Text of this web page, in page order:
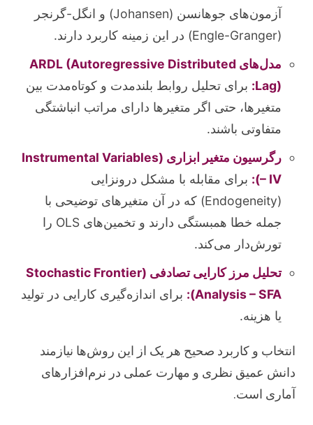
آزمون‌های جوهانسن (Johansen) و انگل-گرنجر
(Engle-Granger) در این زمینه کاربرد دارند.
مدل‌های ARDL (Autoregressive Distributed
Lag): برای تحلیل روابط بلندمدت و کوتاه‌مدت بین
متغیرها، حتی اگر متغیرها دارای مراتب انباشتگی
متفاوتی باشند.
رگرسیون متغیر ابزاری (Instrumental Variables
– IV):
برای مقابله با مشکل درونزایی
(Endogeneity) که در آن متغیرهای توضیحی با
جمله خطا همبستگی دارند و تخمین‌های OLS را
تورش‌دار می‌کند.
تحلیل مرز کارایی تصادفی (Stochastic Frontier
Analysis – SFA):
برای اندازه‌گیری کارایی در تولید
یا هزینه.
انتخاب و کاربرد صحیح هر یک از این روش‌ها نیازمند
دانش عمیق نظری و مهارت عملی در نرم‌افزارهای
آماری است.